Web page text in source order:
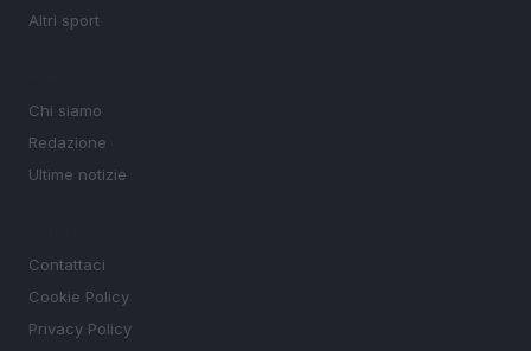
Altri sport
Chi siamo
Redazione
Ultime notizie
Contattaci
Cookie Policy
Privacy Policy